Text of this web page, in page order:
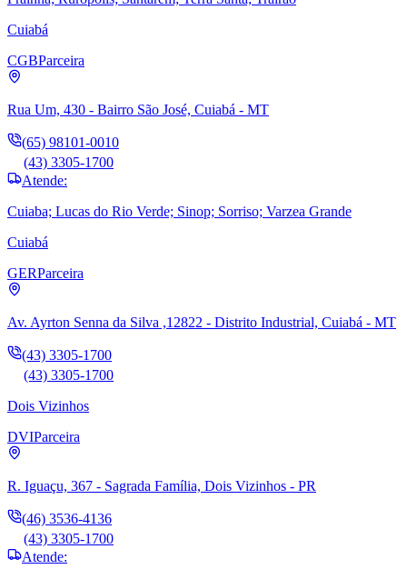
Cuiabá
CGBParceira
Rua Um, 430 - Bairro São José, Cuiabá - MT
(65) 98101-0010
(43) 3305-1700
Atende:
Cuiaba; Lucas do Rio Verde; Sinop; Sorriso; Varzea Grande
Cuiabá
GERParceira
Av. Ayrton Senna da Silva ,12822 - Distrito Industrial, Cuiabá - MT
(43) 3305-1700
(43) 3305-1700
Dois Vizinhos
DVIParceira
R. Iguaçu, 367 - Sagrada Família, Dois Vizinhos - PR
(46) 3536-4136
(43) 3305-1700
Atende: